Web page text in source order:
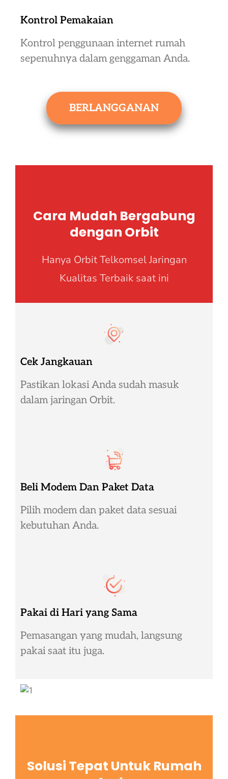
Kontrol Pemakaian
Kontrol penggunaan internet rumah
sepenuhnya dalam genggaman Anda.
BERLANGGANAN
Cara Mudah Bergabung
dengan Orbit
Hanya Orbit Telkomsel Jaringan
Kualitas Terbaik saat ini
Cek Jangkauan
Pastikan lokasi Anda sudah masuk
dalam jaringan Orbit.
Beli Modem Dan Paket Data
Pilih modem dan paket data sesuai
kebutuhan Anda.
Pakai di Hari yang Sama
Pemasangan yang mudah, langsung
pakai saat itu juga.
Solusi Tepat Untuk Rumah